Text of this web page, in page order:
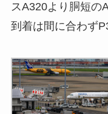
スA320より胴短の
到着は間に合わず